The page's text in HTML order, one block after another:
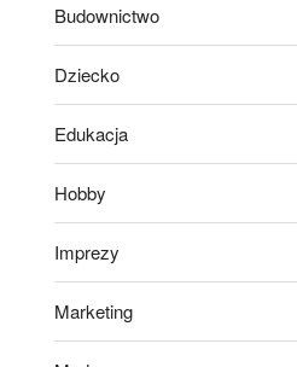
Budownictwo
Dziecko
Edukacja
Hobby
Imprezy
Marketing